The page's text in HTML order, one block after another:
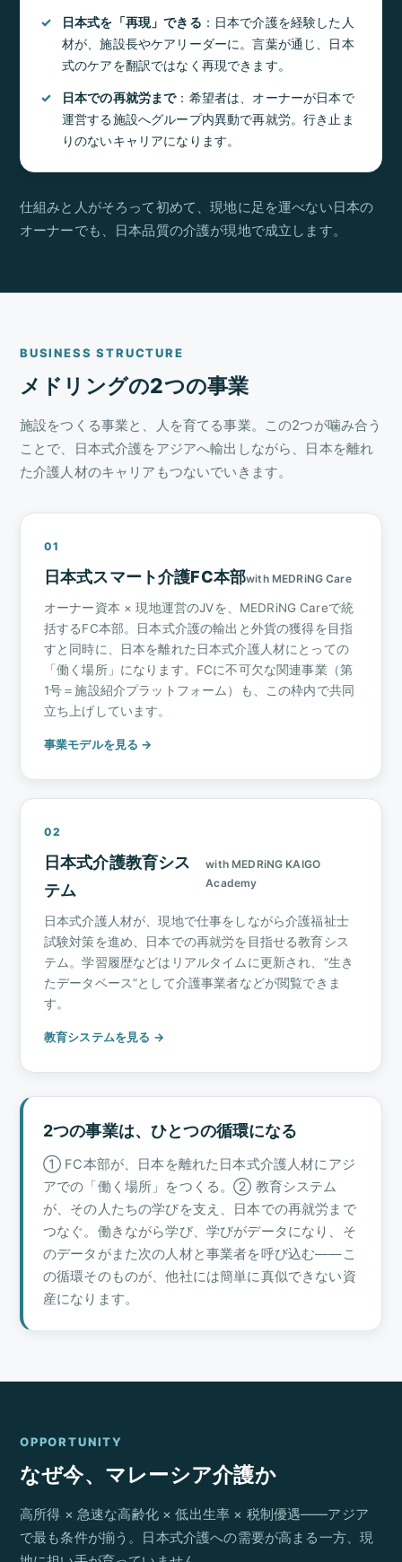
日本式を「再現」できる ：日本で介護を経験した人
材が、施設長やケアリーダーに。言葉が通じ、日本
式のケアを翻訳ではなく再現できます。
日本での再就労まで：希望者は、オーナーが日本で
運営する施設へグループ内異動で再就労。行き止ま
りのないキャリアになります。
仕組みと人がそろって初めて、現地に足を運べない日本の
オーナーでも、日本品質の介護が現地で成立します。
BUSINESS STRUCTURE
メドリングの2つの事業
施設をつくる事業と、人を育てる事業。この2つが噛み合う
ことで、日本式介護をアジアへ輸出しながら、日本を離れ
た介護人材のキャリアもつないでいきます。
01
日本式スマート介護FC本部with MEDRiNG Care
オーナー資本 × 現地運営のJVを、MEDRiNG Careで統
括するFC本部。日本式介護の輸出と外貨の獲得を目指
すと同時に、日本を離れた日本式介護人材にとっての
「働く場所」になります。FCに不可欠な関連事業（第
1号＝施設紹介プラットフォーム）も、この枠内で共同
立ち上げしています。
事業モデルを見る →
02
日本式介護教育シス
テム
with MEDRiNG KAIGO
Academy
日本式介護人材が、現地で仕事をしながら介護福祉士
試験対策を進め、日本での再就労を目指せる教育シス
テム。学習履歴などはリアルタイムに更新され、“生き
たデータベース”として介護事業者などが閲覧できま
す。
教育システムを見る →
2つの事業は、ひとつの循環になる
① FC本部が、日本を離れた日本式介護人材にアジ
アでの「働く場所」をつくる。② 教育システム
が、その人たちの学びを支え、日本での再就労まで
つなぐ。働きながら学び、学びがデータになり、そ
のデータがまた次の人材と事業者を呼び込む——こ
の循環そのものが、他社には簡単に真似できない資
産になります。
OPPORTUNITY
なぜ今、マレーシア介護か
高所得 × 急速な高齢化 × 低出生率 × 税制優遇——アジア
で最も条件が揃う。日本式介護への需要が高まる一方、現